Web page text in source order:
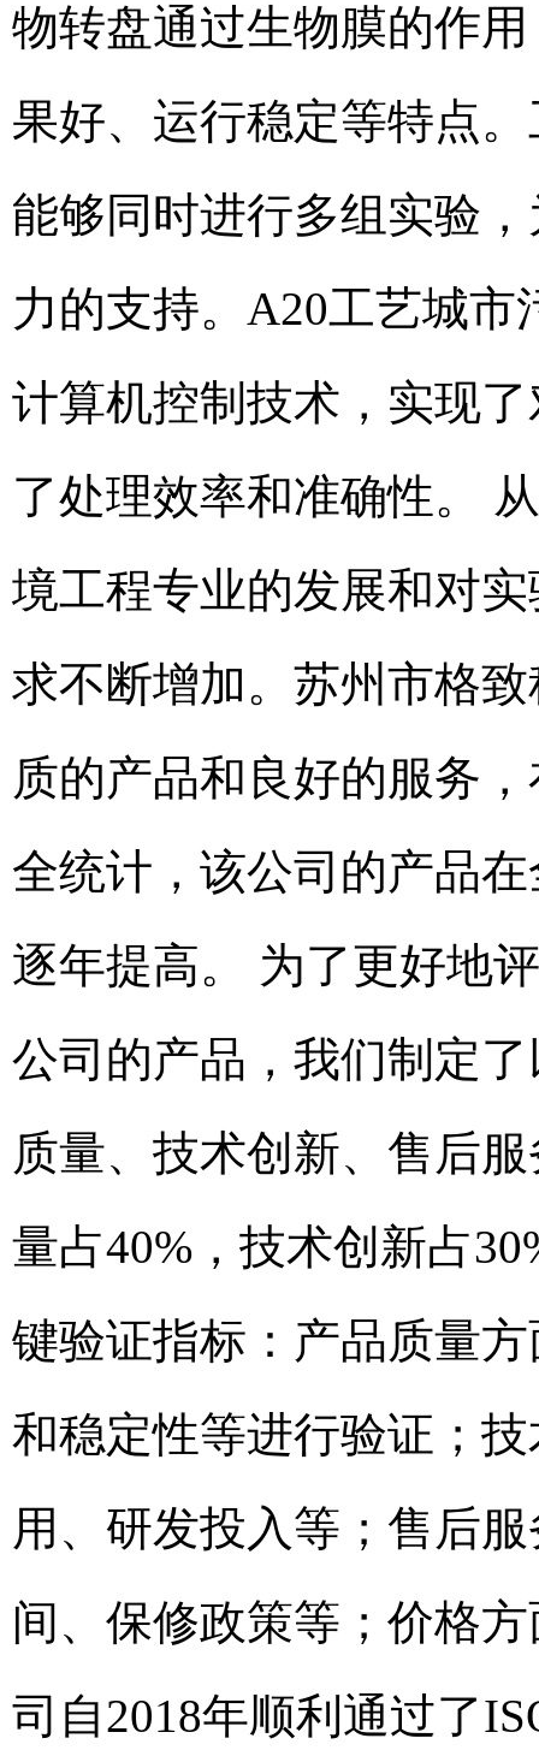
物转盘通过生物膜的作
果好、运行稳定等特点
能够同时进行多组实验
力的支持。A20工艺城
计算机控制技术，实现
了处理效率和准确性。
境工程专业的发展和对
求不断增加。苏州市格
质的产品和良好的服务
全统计，该公司的产品
逐年提高。 为了更好地
公司的产品，我们制定
质量、技术创新、售后
量占40%，技术创新占
键验证指标：产品质量
和稳定性等进行验证；
用、研发投入等；售后
间、保修政策等；价格
司自2018年顺利通过了